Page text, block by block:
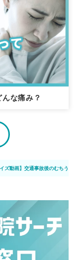
な痛み？
イズ動画】交通事故後のむちうち